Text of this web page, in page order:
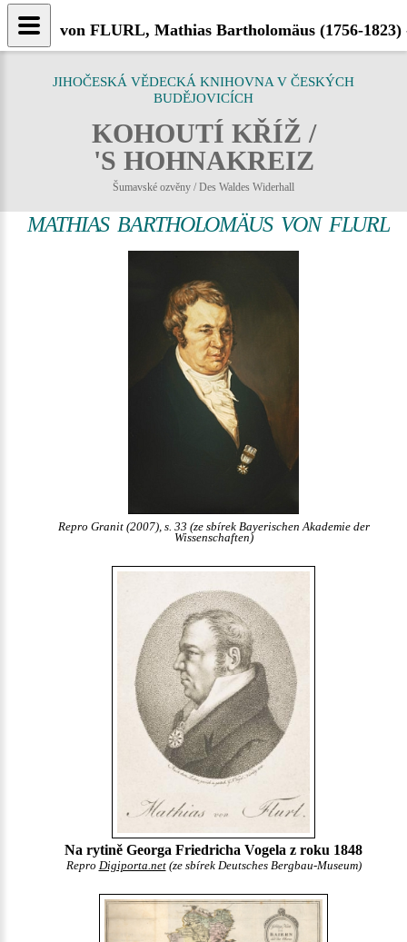
JIHOČESKÁ VĚDECKÁ KNIHOVNA V ČESKÝCH
BUDĚJOVICÍCH
KOHOUTÍ KŘÍŽ /
'S HOHNAKREIZ
Šumavské ozvěny / Des Waldes Widerhall
MATHIAS BARTHOLOMÄUS VON FLURL
Repro Granit (2007), s. 33 (ze sbírek Bayerischen Akademie der
Wissenschaften)
Na rytině Georga Friedricha Vogela z roku 1848
Repro Digiporta.net(ze sbírek Deutsches Bergbau-Museum)
von FLURL, Mathias Bartholomäus (1756-